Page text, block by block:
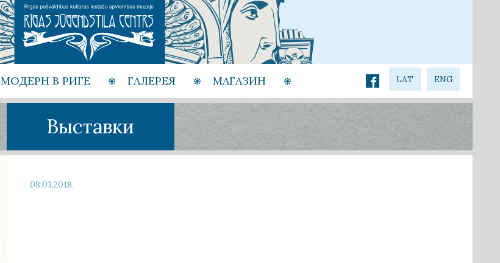
МОДЕРН В РИГЕ ГАЛЕРЕЯ МАГАЗИН LAT ENG
Выставки
08.03.2018.